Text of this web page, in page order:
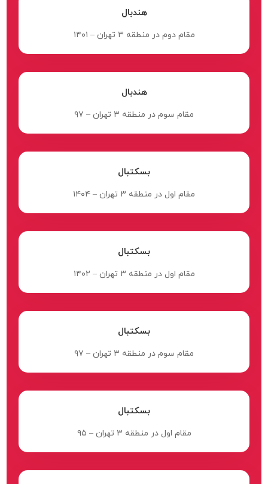
هندبال
مقام دوم در منطقه ۳ تهران – ۱۴۰۱
هندبال
مقام سوم در منطقه ۳ تهران – ۹۷
بسکتبال
مقام اول در منطقه ۳ تهران – ۱۴۰۴
بسکتبال
مقام اول در منطقه ۳ تهران – ۱۴۰۲
بسکتبال
مقام سوم در منطقه ۳ تهران – ۹۷
بسکتبال
مقام اول در منطقه ۳ تهران – ۹۵